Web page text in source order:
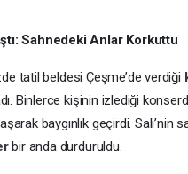
Sahnedeki Anlar Korkuttu
tatil beldesi Çeşme’de verdiği
Binlerce kişinin izlediği
baygınlık geçirdi. Sali’nin
bir anda durduruldu.